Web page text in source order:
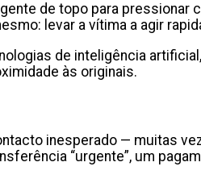
de topo para pressionar
levar a vítima a agir
de inteligência
às originais.
inesperado — muitas
“urgente”, um